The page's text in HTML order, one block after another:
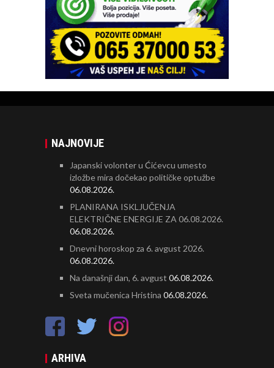
NAJNOVIJE
Japanski volonter u Ćićevcu umesto
izložbe mira dočekao političke optužbe
06.08.2026.
PLANIRANA ISKLJUČENJA
ELEKTRIČNE ENERGIJE ZA 06.08.2026.
06.08.2026.
Dnevni horoskop za 6. avgust 2026.
06.08.2026.
Na današnji dan, 6. avgust 06.08.2026.
Sveta mučenica Hristina 06.08.2026.
ARHIVA